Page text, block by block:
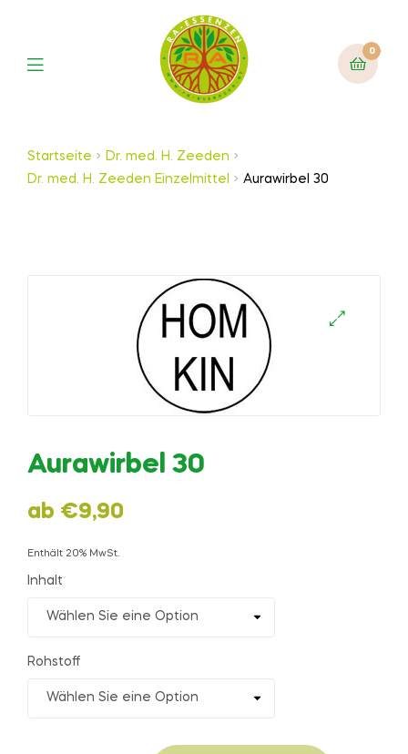
0
Startseite
Dr. med. H. Zeeden
Dr. med. H. Zeeden Einzelmittel
Aurawirbel 30
Aurawirbel 30
ab €9,90
Enthält 20% MwSt.
Inhalt
Rohstoff